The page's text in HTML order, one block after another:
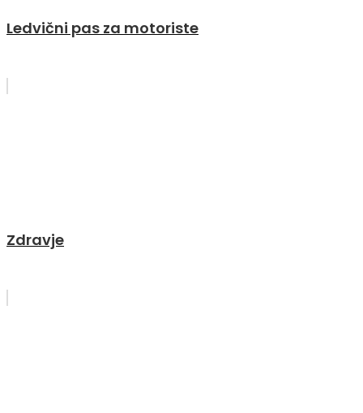
Ledvični pas za motoriste
Zdravje